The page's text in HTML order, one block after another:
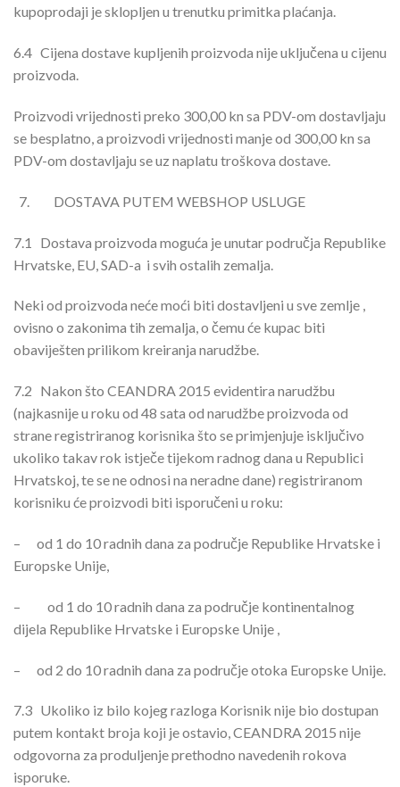
kupoprodaji je sklopljen u trenutku primitka plaćanja.
6.4 Cijena dostave kupljenih proizvoda nije uključena u cijenu
proizvoda.
Proizvodi vrijednosti preko 300,00 kn sa PDV-om dostavljaju
se besplatno, a proizvodi vrijednosti manje od 300,00 kn sa
PDV-om dostavljaju se uz naplatu troškova dostave.
DOSTAVA PUTEM WEBSHOP USLUGE
7.1 Dostava proizvoda moguća je unutar područja Republike
Hrvatske, EU, SAD-a i svih ostalih zemalja.
Neki od proizvoda neće moći biti dostavljeni u sve zemlje ,
ovisno o zakonima tih zemalja, o čemu će kupac biti
obaviješten prilikom kreiranja narudžbe.
7.2 Nakon što CEANDRA 2015 evidentira narudžbu
(najkasnije u roku od 48 sata od narudžbe proizvoda od
strane registriranog korisnika što se primjenjuje isključivo
ukoliko takav rok istječe tijekom radnog dana u Republici
Hrvatskoj, te se ne odnosi na neradne dane) registriranom
korisniku će proizvodi biti isporučeni u roku:
– od 1 do 10 radnih dana za područje Republike Hrvatske i
Europske Unije,
– od 1 do 10 radnih dana za područje kontinentalnog
dijela Republike Hrvatske i Europske Unije ,
– od 2 do 10 radnih dana za područje otoka Europske Unije.
7.3 Ukoliko iz bilo kojeg razloga Korisnik nije bio dostupan
putem kontakt broja koji je ostavio, CEANDRA 2015 nije
odgovorna za produljenje prethodno navedenih rokova
isporuke.